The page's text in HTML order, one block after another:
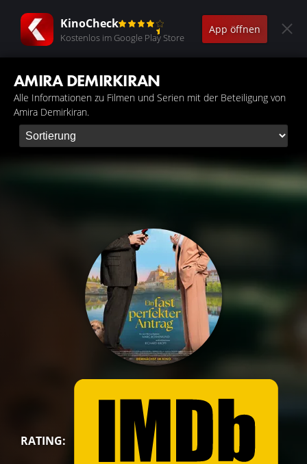
KinoCheck
Kostenlos im Google Play Store
App öffnen
AMIRA DEMIRKIRAN
Alle Informationen zu Filmen und Serien mit der Beteiligung von
Amira Demirkiran.
RATING: